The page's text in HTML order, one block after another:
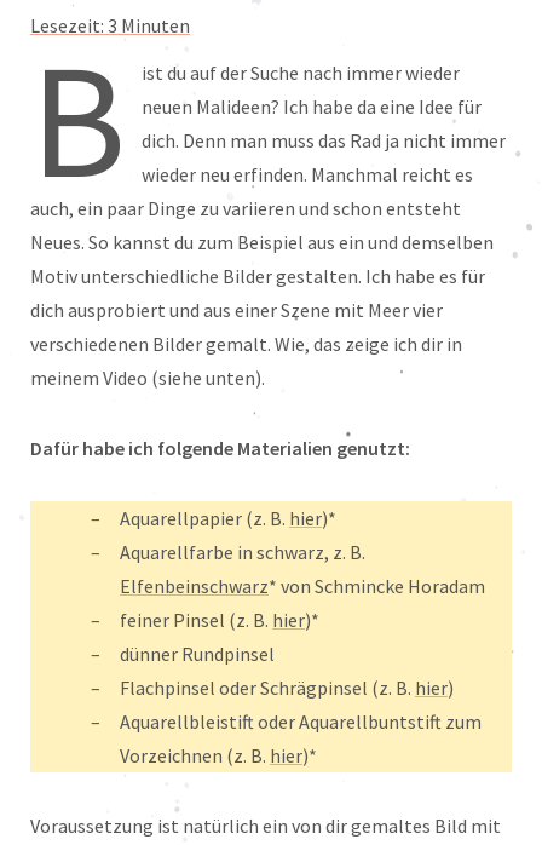
Lesezeit: 3 Minuten
B
ist du auf der Suche nach immer wieder
neuen Malideen? Ich habe da eine Idee für
dich. Denn man muss das Rad ja nicht immer
wieder neu erfinden. Manchmal reicht es
auch, ein paar Dinge zu variieren und schon entsteht
Neues. So kannst du zum Beispiel aus ein und demselben
Motiv unterschiedliche Bilder gestalten. Ich habe es für
dich ausprobiert und aus einer Szene mit Meer vier
verschiedenen Bilder gemalt. Wie, das zeige ich dir in
meinem Video (siehe unten).
Dafür habe ich folgende Materialien genutzt:
Aquarellpapier (z. B. hier)*
Aquarellfarbe in schwarz, z. B.
Elfenbeinschwarz* von Schmincke Horadam
feiner Pinsel (z. B. hier)*
dünner Rundpinsel
Flachpinsel oder Schrägpinsel (z. B. hier)
Aquarellbleistift oder Aquarellbuntstift zum
Vorzeichnen (z. B. hier)*
Voraussetzung ist natürlich ein von dir gemaltes Bild mit